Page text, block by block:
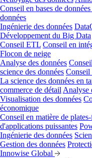
Conseil en bases de données
données
Ingénierie des données
Développement du Big Data
Conseil ETL Conseil en
Flocon de neige
Analyse des données
science des données Conseil
La science des données en
commerce de détail Analyse
Visualisation des données
économique
Conseil en matière de
d'applications puissantes
Ingénierie des données
Gestion des données
Innowise Global